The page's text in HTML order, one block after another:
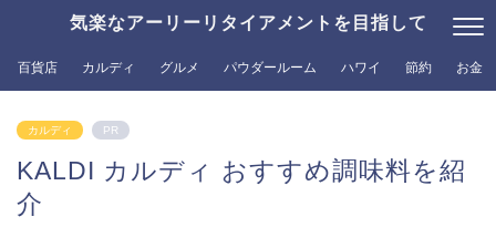
気楽なアーリーリタイアメントを目指して
百貨店 カルディ グルメ パウダールーム ハワイ 節約 お金
カルディ PR
KALDI カルディ おすすめ調味料を紹
介